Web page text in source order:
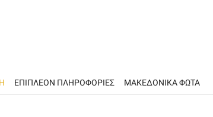
ΕΠΙΠΛΈΟΝ ΠΛΗΡΟΦΟΡΊΕΣ ΜΑΚΕΔΟΝΙΚΑ ΦΩΤΑ